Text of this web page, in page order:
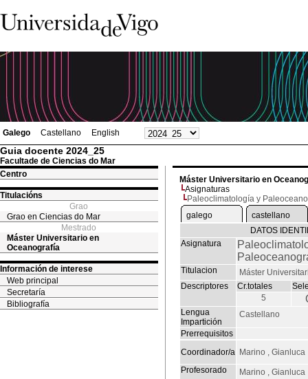
Galego Castellano English
Guia docente 2024_25
Facultade de Ciencias do Mar
Centro
Titulacións
Grao
Grao en Ciencias do Mar
Mestrado
Máster Universitario en
Oceanografía
Información de interese
Web principal
Secretaría
Bibliografía
Máster Universitario en
Asignaturas
Paleoclimatología y
galego
castellano
DATOS
Asignatura
Titulacion
Máster
Descriptores
Cr.totales
5
Lengua
Impartición
Castellano
Prerrequisitos
Coordinador/a Marino , Gianluca
Profesorado
Marino , Gianluca